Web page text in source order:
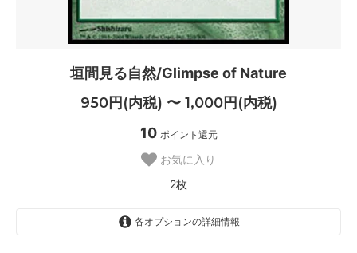
垣間見る自然/Glimpse of Nature
950円(内税) 〜 1,000円(内税)
10 ポイント還元
お気に入り
2枚
各オプションの詳細情報